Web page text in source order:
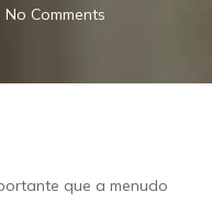
No Comments
que a menudo